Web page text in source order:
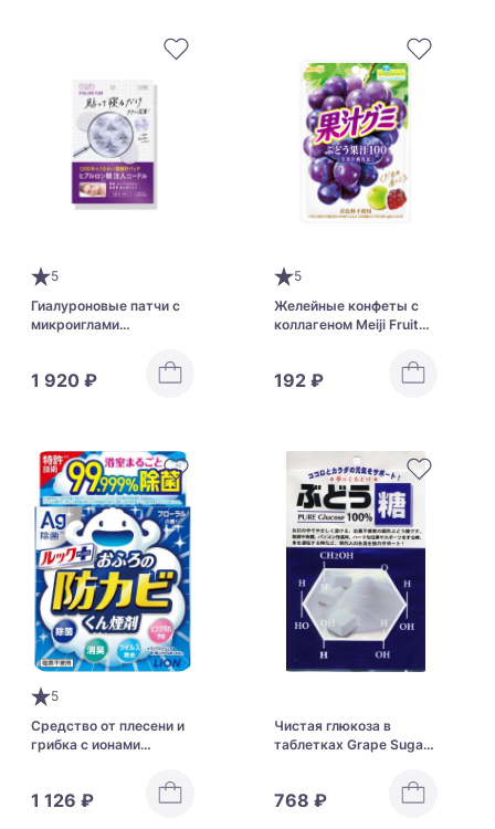
5
Гиалуроновые патчи с
микроиглами
Разглаживание KOSE
Clear Turn Hyalotune
1 920 ₽
5
Желейные конфеты с
коллагеном Meiji Fruit
192 ₽
5
Средство от плесени и
грибка с ионами
1 126 ₽
Чистая глюкоза в
таблетках Grape Sugar
768 ₽